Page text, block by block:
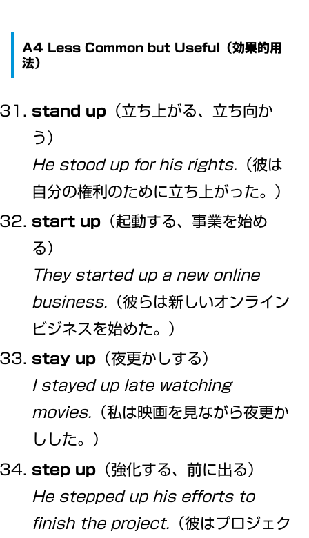
A4 Less Common but Useful（効果的用
法）
stand up （立ち上がる、立ち向か
う）
He stood up for his rights. （彼は
自分の権利のために立ち上がった。）
start up （起動する、事業を始め
る）
They started up a new online
business. （彼らは新しいオンライン
ビジネスを始めた。）
stay up （夜更かしする）
I stayed up late watching
movies. （私は映画を見ながら夜更か
しした。）
step up （強化する、前に出る）
He stepped up his efforts to
finish the project. （彼はプロジェク